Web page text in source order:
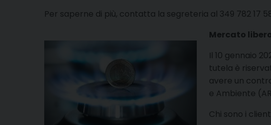
Per saperne di più, contatta la segreteria al 349 782 17
Mercato
Il 10 gennaio
tutela è
avere un
e Ambiente
Chi sono i